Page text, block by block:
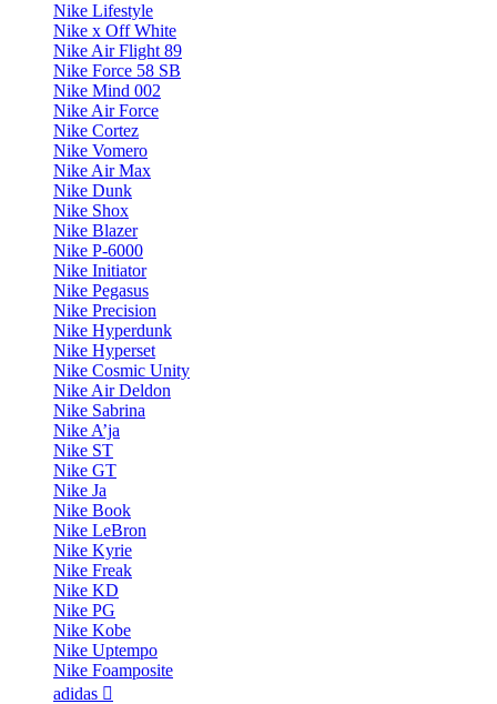
Nike Lifestyle
Nike x Off White
Nike Air Flight 89
Nike Force 58 SB
Nike Mind 002
Nike Air Force
Nike Cortez
Nike Vomero
Nike Air Max
Nike Dunk
Nike Shox
Nike Blazer
Nike P-6000
Nike Initiator
Nike Pegasus
Nike Precision
Nike Hyperdunk
Nike Hyperset
Nike Cosmic Unity
Nike Air Deldon
Nike Sabrina
Nike A’ja
Nike ST
Nike GT
Nike Ja
Nike Book
Nike LeBron
Nike Kyrie
Nike Freak
Nike KD
Nike PG
Nike Kobe
Nike Uptempo
Nike Foamposite
adidas